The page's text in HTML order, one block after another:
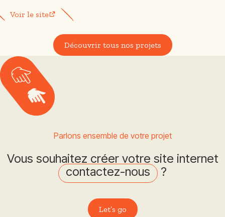
Voir le site
Découvrir tous nos projets
Parlons ensemble de votre projet
Vous souhaitez créer votre site internet
contactez-nous
?
Let’s go